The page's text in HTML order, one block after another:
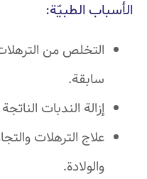
الأسباب الطبيّة:
التخلص من
سابقة.
إزالة الندبات
علاج الترهلات
والولادة.